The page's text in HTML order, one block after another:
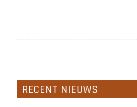
RECENT NIEUWS